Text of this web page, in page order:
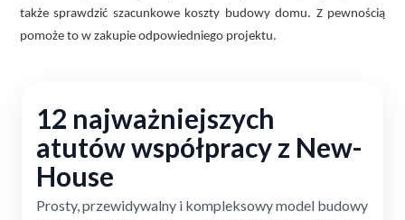
także sprawdzić szacunkowe koszty budowy domu. Z pewnością
pomoże to w zakupie odpowiedniego projektu.
12 najważniejszych
atutów współpracy z New-
House
Prosty, przewidywalny i kompleksowy model budowy